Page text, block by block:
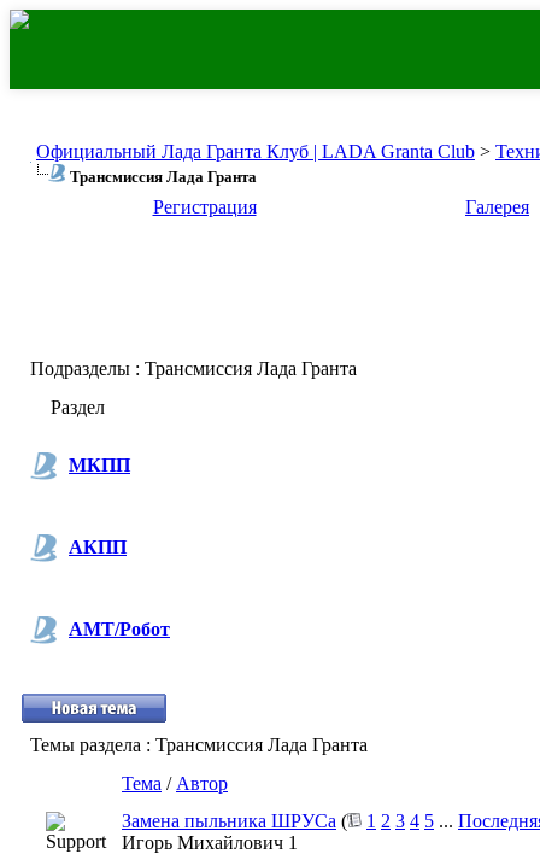
Официальный Лада Гранта Клуб | LADA Granta Club >
Трансмиссия Лада Гранта
Регистрация Галерея
Подразделы : Трансмиссия Лада Гранта
Раздел
МКПП
АКПП
АМТ/Робот
Темы раздела : Трансмиссия Лада Гранта
Тема / Автор
Замена пыльника ШРУСа ( 1 2 3 4 5 ...
Игорь Михайлович 1